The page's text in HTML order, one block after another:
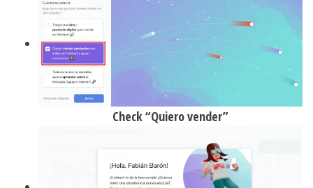
Check “Quiero vender”